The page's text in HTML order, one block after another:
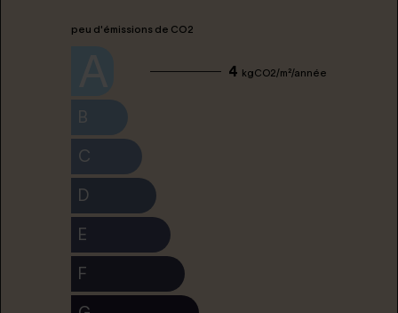
peu d'émissions de CO2
4 kgCO2/m²/année
B
C
D
E
F